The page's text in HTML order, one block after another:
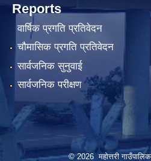
Reports
वार्षिक प्रगति प्रतिवेदन
चौमासिक प्रगति प्रतिवेदन
सार्वजनिक सुनुवाई
सार्वजनिक परीक्षण
© 2026 महोत्तरी